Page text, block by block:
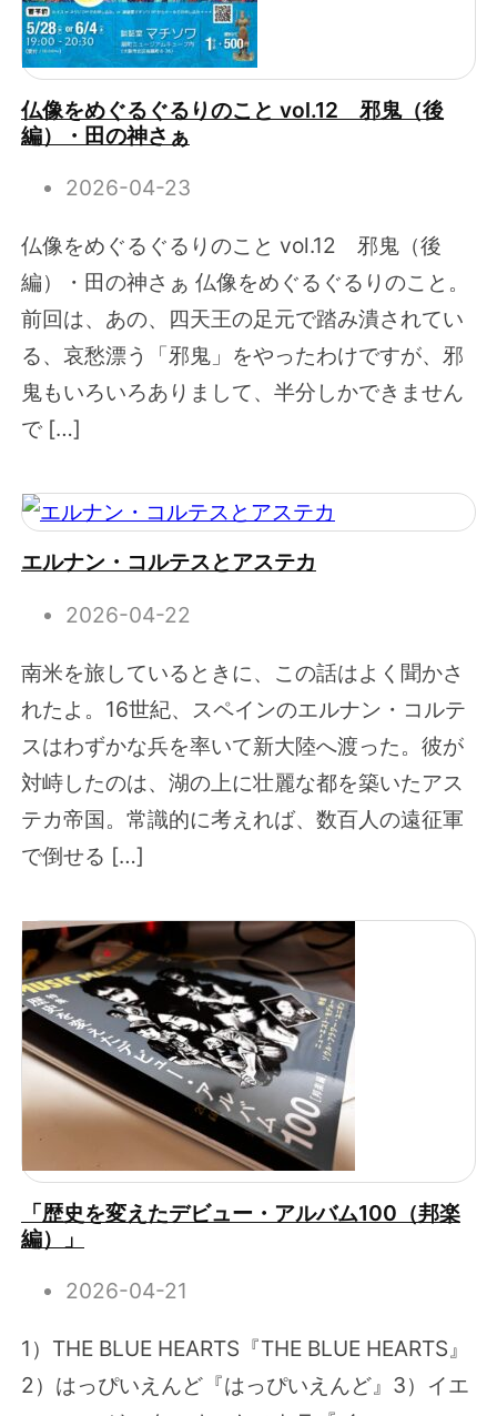
仏像をめぐるぐるりのこと vol.12 邪鬼（後
編）・田の神さぁ
2026-04-23
仏像をめぐるぐるりのこと vol.12 邪鬼（後
編）・田の神さぁ 仏像をめぐるぐるりのこと。
前回は、あの、四天王の足元で踏み潰されてい
る、哀愁漂う「邪鬼」をやったわけですが、邪
鬼もいろいろありまして、半分しかできません
で […]
エルナン・コルテスとアステカ
2026-04-22
南米を旅しているときに、この話はよく聞かさ
れたよ。16世紀、スペインのエルナン・コルテ
スはわずかな兵を率いて新大陸へ渡った。彼が
対峙したのは、湖の上に壮麗な都を築いたアス
テカ帝国。常識的に考えれば、数百人の遠征軍
で倒せる […]
「歴史を変えたデビュー・アルバム100（邦楽
編）」
2026-04-21
1）THE BLUE HEARTS『THE BLUE HEARTS』
2）はっぴいえんど『はっぴいえんど』3）イエ